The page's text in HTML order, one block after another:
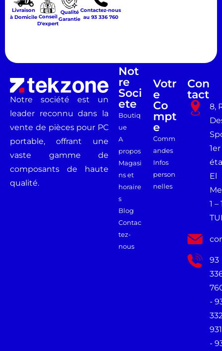
Livraison
à Domicile Conseil
D'expert
Qualité
Garantie
Contactez-nous
au 93 336 760
Notre société est un
leader reconnu dans la
vente de pièces pour PC
portable, offrant une
vaste gamme de
composants de haute
qualité.
Not
Re
Soci
Ete
Boutiq
ue
A
propos
Magasi
ns et
horaire
s
Blog
Contac
tez-
nous
Votr
E
Co
Mpt
E
Comm
andes
Infos
person
nelles
Con
Tact
8,
1er
El
1 –
93
-
931
-